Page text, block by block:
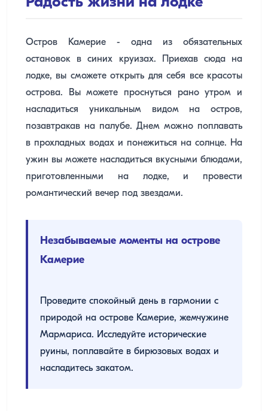
Остров Камерие - одна из обязательных
остановок в синих круизах. Приехав сюда на
лодке, вы сможете открыть для себя все красоты
острова. Вы можете проснуться рано утром и
насладиться уникальным видом на остров,
позавтракав на палубе. Днем можно поплавать
в прохладных водах и понежиться на солнце. На
ужин вы можете насладиться вкусными блюдами,
приготовленными на лодке, и провести
романтический вечер под звездами.
Незабываемые моменты на острове
Камерие
Проведите спокойный день в гармонии с
природой на острове Камерие, жемчужине
Мармариса. Исследуйте исторические
руины, поплавайте в бирюзовых водах и
насладитесь закатом.